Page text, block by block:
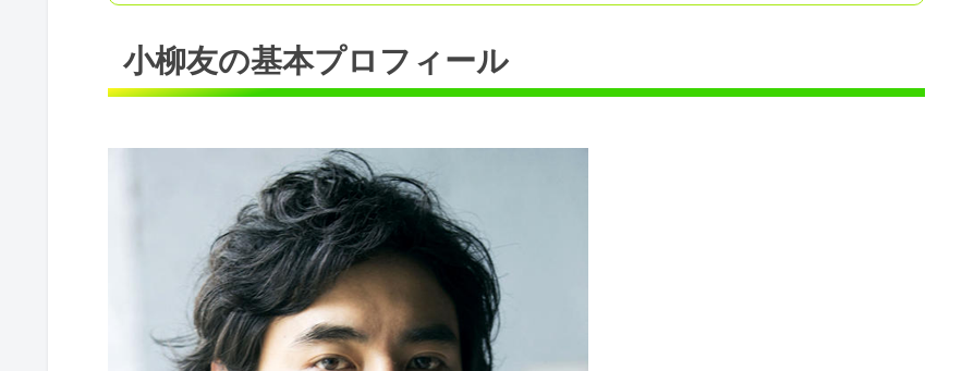
小柳友の基本プロフィール